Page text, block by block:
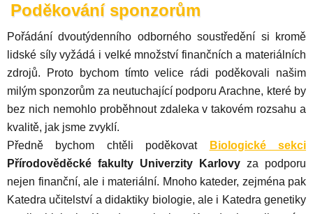
Poděkování sponzorům
Pořádání dvoutýdenního odborného soustředění si kromě
lidské síly vyžádá i velké množství finančních a materiálních
zdrojů. Proto bychom tímto velice rádi poděkovali našim
milým sponzorům za neutuchající podporu Arachne, které by
bez nich nemohlo proběhnout zdaleka v takovém rozsahu a
kvalitě, jak jsme zvyklí.
Předně bychom chtěli poděkovat
Biologické sekci
Přírodověděcké fakulty Univerzity Karlovy za podporu
nejen finanční, ale i materiální. Mnoho kateder, zejména pak
Katedra učitelství a didaktiky biologie, ale i Katedra genetiky